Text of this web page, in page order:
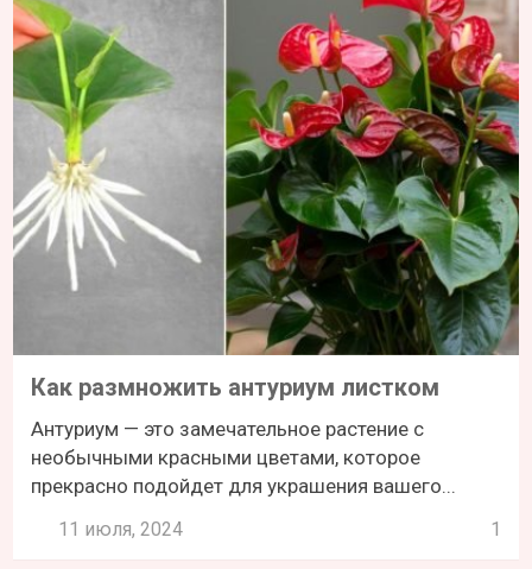
Как размножить антуриум листком
Антуриум — это замечательное растение с
необычными красными цветами, которое
прекрасно подойдет для украшения вашего...
11 июля, 2024 1